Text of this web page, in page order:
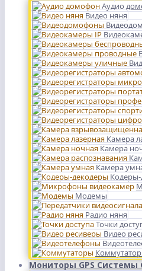
Аудио
Видео няня
Камера
Камера
Камера
Модемы
Радио няня
Точки
Видео
Мониторы GPS Системы